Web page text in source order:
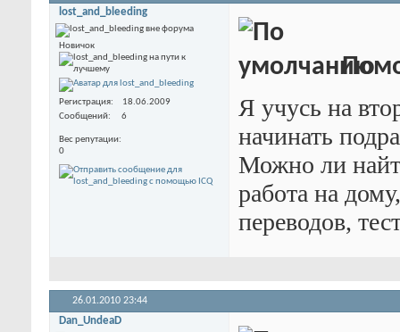
lost_and_bleeding
Новичок
Регистрация
18.06.2009
Сообщений
6
Вес репутации
0
Я учусь на
начинать
Можно ли
работа на
переводов,
26.01.2010 23:44
Dan_UndeaD